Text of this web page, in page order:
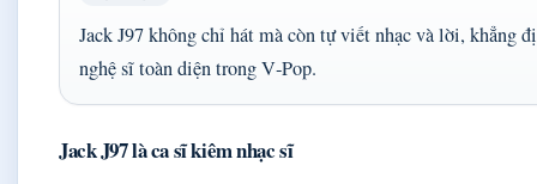
Jack J97 không chỉ hát mà còn tự viết nhạc và lời, khẳng
nghệ sĩ toàn diện trong V‑Pop.
Jack J97 là ca sĩ kiêm nhạc sĩ